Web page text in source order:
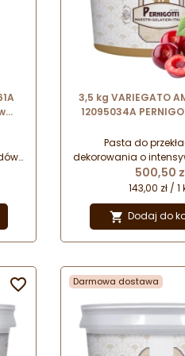
3,5 kg VARIEGATO
12095034A
przekładania i
Pasta do
dekorowania o
i barwie z całymi i
czarnymi wiśniami.
nadziewania
Cena
500,50
143,00 zł / 1
 Dodaj do
 Darmowa dostawa